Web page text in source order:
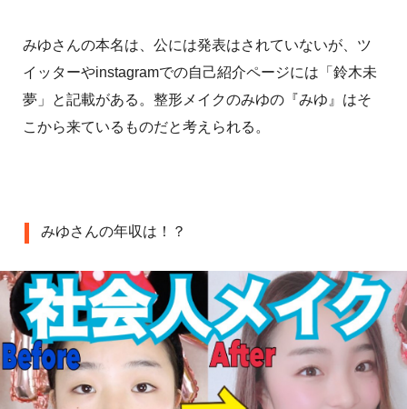
みゆさんの本名は、公には発表はされていないが、ツ
イッターやinstagramでの自己紹介ページには「鈴木未
夢」と記載がある。整形メイクのみゆの『みゆ』はそ
こから来ているものだと考えられる。
みゆさんの年収は！？